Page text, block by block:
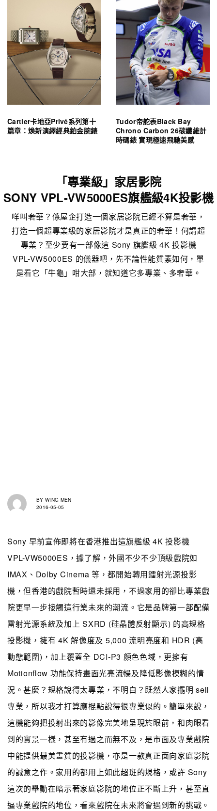
Cartier卡地亞Privé系列第十
篇章：煥新演繹經典鉑金腕錶
Tudor帝舵表Black Bay
Chrono Carbon 26碳纖維計
時碼錶 實現極速飛馳美感
「專業級」家居影院
SONY VPL-VW5000ES旗艦級4K投影機
咩叫奢華？係屋企打造一個家居影院已經不算是奢華，
打造一個超專業級的家居影院才是真正的奢華！何謂超
專業？至少要有一部像這 Sony 旗艦級 4K 投影機
VPL-VW5000ES 的儀器吧，先不論性能質素如何，單
是看它「牛龜」咁大部，就知道它多專業、多奢華。
BY WING MEN
2016-05-05
Sony 早前宣佈即將在香港推出這旗艦級 4K 投影機
VPL-VW5000ES，據了解，外國不少不少頂級戲院如
IMAX、Dolby Cinema 等，都開始轉用鐳射光源投影
機，但香港的戲院暫時還未採用，不過家用的卻比專業戲
院更早一步接觸這行業未來的潮流。它是品牌第一部配備
雷射光源系統及加上 SXRD (硅晶體反射顯示) 的高規格
投影機，擁有 4K 解像度及 5,000 流明亮度和 HDR (高
動態範圍)，加上覆蓋全 DCI-P3 顏色色域，更擁有
Motionflow 功能保持畫面光亮流暢及降低影像模糊的情
況。甚麼？規格說得太專業，不明白？既然人家擺明 sell
專業，所以我才打算應棍點說得很專業似的。簡單來說，
這機能夠把投射出來的影像完美地呈現於眼前，和肉眼看
到的實景一樣，甚至有過之而無不及，是市面及專業戲院
中能提供最美畫質的投影機，亦是一款真正面向家庭影院
的誠意之作。家用的都用上如此超班的規格，或許 Sony
這次的舉動在暗示著家庭影院的地位正不斷上升，甚至直
逼專業戲院的地位，看來戲院在未來將會遇到新的挑戰。